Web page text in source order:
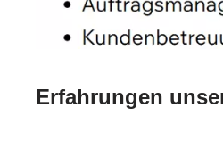
Erfahrungen